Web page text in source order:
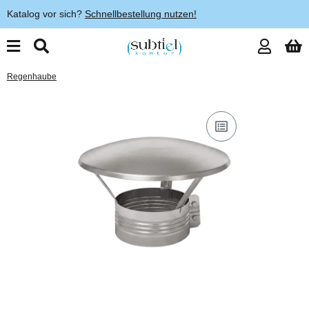
Katalog vor sich? Schnellbestellung nutzen!
Regenhaube